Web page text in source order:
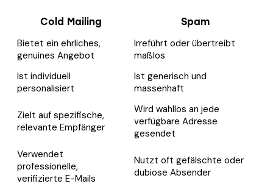
Cold Mailing Spam
Bietet ein ehrliches,
genuines Angebot
Irreführt oder übertreibt
maßlos
Ist individuell
personalisiert
Ist generisch und
massenhaft
Zielt auf spezifische,
relevante Empfänger
Wird wahllos an jede
verfügbare Adresse
gesendet
Verwendet
professionelle,
verifizierte E-Mails
Nutzt oft gefälschte oder
dubiose Absender